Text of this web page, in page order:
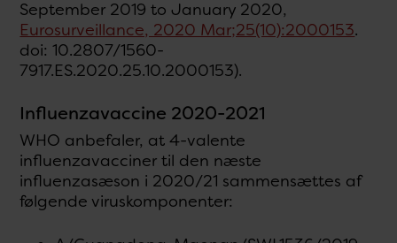
September 2019 to January 2020,
Eurosurveillance, 2020 Mar;25(10):2000153.
doi: 10.2807/1560-
7917.ES.2020.25.10.2000153).
Influenzavaccine 2020-2021
WHO anbefaler, at 4-valente
influenzavacciner til den næste
influenzasæson i 2020/21 sammensættes af
følgende viruskomponenter: